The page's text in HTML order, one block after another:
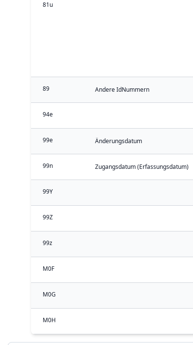
81u
89 Andere IdNummern
94e
99e Änderungsdatum
99n Zugangsdatum (Erfassungsdatum)
99Y
99Z
99z
M0F
M0G
M0H